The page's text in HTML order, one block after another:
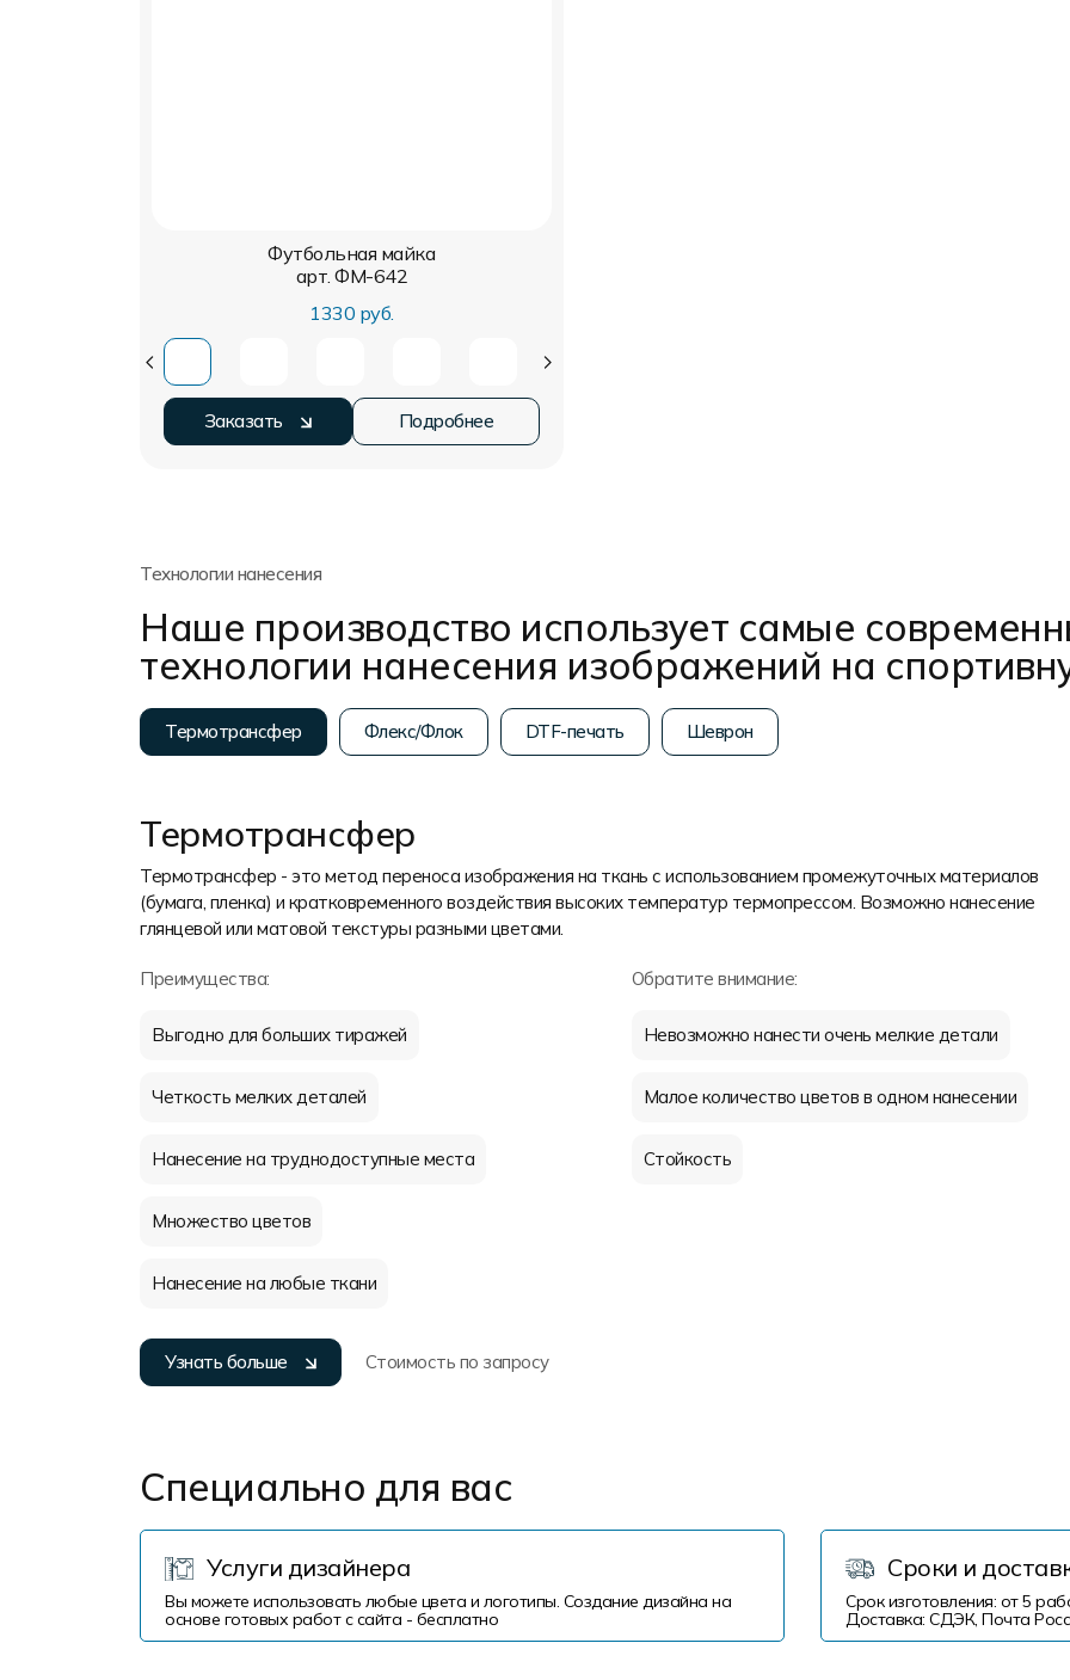
Футбольная майка
арт. ФМ-642
1330 руб.
Заказать Подробнее
Технологии нанесения
Наше производство использует самые
технологии нанесения изображений на
Термотрансфер Флекс/Флок DTF-печать Шеврон
Термотрансфер
Термотрансфер - это метод переноса изображения на ткань с использованием промежуточных материалов
(бумага, пленка) и кратковременного воздействия высоких температур термопрессом. Возможно нанесение
глянцевой или матовой текстуры разными цветами.
Преимущества:
Выгодно для больших тиражей
Четкость мелких деталей
Нанесение на труднодоступные места
Множество цветов
Нанесение на любые ткани
Обратите внимание:
Невозможно нанести очень мелкие детали
Малое количество цветов в одном нанесении
Стойкость
Узнать больше Стоимость по запросу
Специально для вас
Услуги дизайнера
Вы можете использовать любые цвета и логотипы. Создание дизайна на
основе готовых работ с сайта - бесплатно
Сроки и
Срок изготовления: от 5
Доставка: СДЭК, Почта